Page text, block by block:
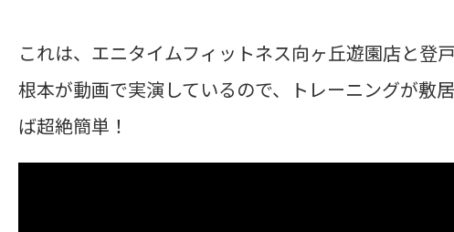
これは、エニタイムフィットネス向ヶ丘遊園店と登
根本が動画で実演しているので、トレーニングが敷
ば超絶簡単！